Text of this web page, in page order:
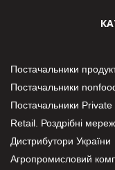
Постачальники
Постачальники
Постачальники
Retail. Роздрібні
Дистрибутори України
Агропромисловий